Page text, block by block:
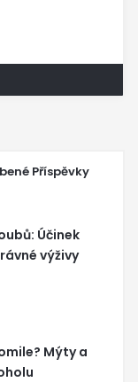
Příspěvky
Účinek
výživy
Mýty a